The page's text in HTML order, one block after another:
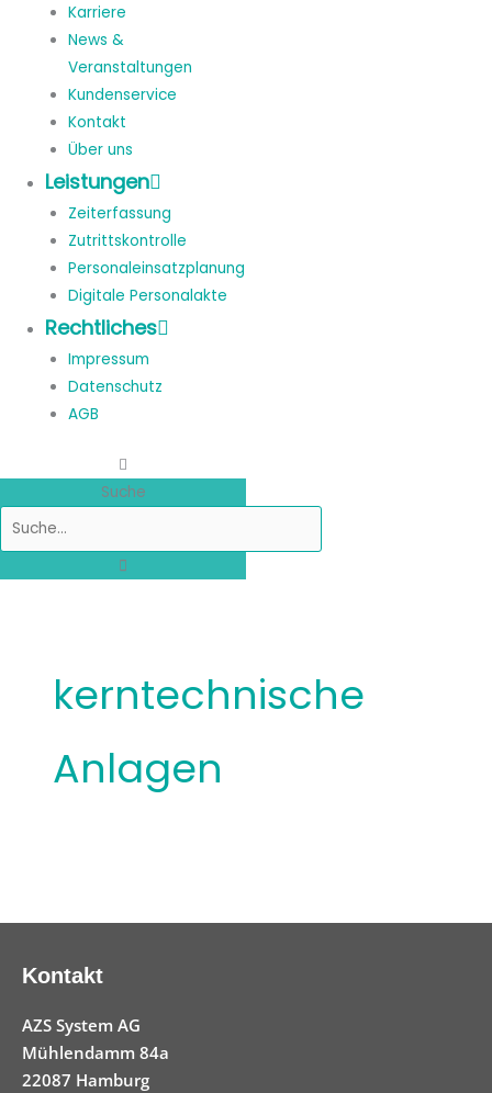
Karriere
News &
Veranstaltungen
Kundenservice
Kontakt
Über uns
Leistungen
Zeiterfassung
Zutrittskontrolle
Personaleinsatzplanung
Digitale Personalakte
Rechtliches
Impressum
Datenschutz
AGB
Suche
kerntechnische
Anlagen
Kontakt
AZS System AG
Mühlendamm 84a
22087 Hamburg